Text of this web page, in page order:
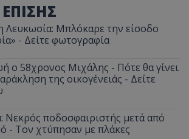
Λευκωσία: Μπλόκαρε την είσοδο
- Δείτε φωτογραφία
ο 58χρονος Μιχάλης - Πότε θα γίνει
της οικογένειάς - Δείτε
Νεκρός ποδοσφαιριστής μετά από
- Τον χτύπησαν με πλάκες